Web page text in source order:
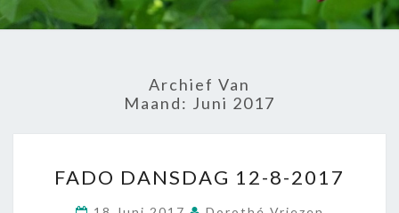
Archief Van
Maand: Juni 2017
DANSDAG
12-
FADO DANSDAG 12-8-2017